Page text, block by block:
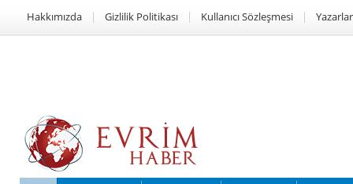
Hakkımızda Gizlilik Politikası Kullanıcı Sözleşmesi Yazarlar